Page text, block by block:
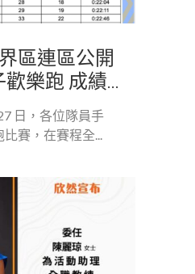
區連區公開
樂跑 成績...
日，各位隊員手
賽，在賽程全...